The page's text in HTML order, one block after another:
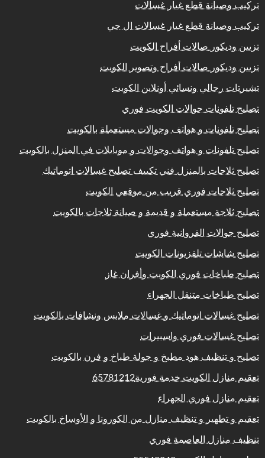
تركيب وصيانة قطع غيار غسالات
تركيب وصيانة قطع غيار غسالات ال جي
تزيين وديكور صالات أفراح الكويت
تزيين وديكور صالات أفراح وتصوير الكويت
تشيرتات رجالي ونسائي أونلاين الكويت
تصليح تلفونات جوالات الكويت فوري
تصليح تلفونات و هواتف وجوالات مستعملة بالكويت
تصليح تلفونات و هواتف وجوالات و موبايلات في المنزل بالكويت
تصليح ثلاجات بالمنزل فني تكييف تصليح غسالات اتوماتيك
تصليح ثلاجات فوري قريب من موقعي الكويت
تصليح ثلاجة مستعملة و قديمة و صيانة ثلاجات بالكويت
تصليح جوالات الفروانية فوري
تصليح شاشات تلفزيونات الكويت
تصليح طباخات فوري الكويت وأفران غاز
تصليح طباخات متنقل الجهراء
تصليح غسالات اتوماتيك و غسالات ملابس ونشافات بالكويت
تصليح غسالات فوري واسبيرات
تصليح و تنظيف هود مطبخ و جولة طباخ و فرن بالكويت
تعقيم منازل الكويت خدمة فورية65781212
تعقيم منازل فوري الجهراء
تعقيم و تطهير و تنظيف منازل من الكورونا و الأوساخ بالكويت
تنظيف منازل العاصمة فوري